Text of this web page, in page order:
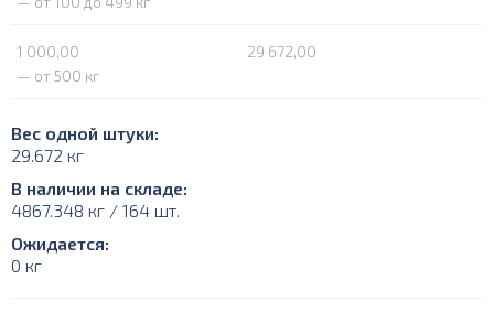
1 000,00
29 672,00
— от 500 кг
Вес одной штуки:
29.672 кг
В наличии на складе:
4867.348 кг / 164 шт.
Ожидается:
0 кг